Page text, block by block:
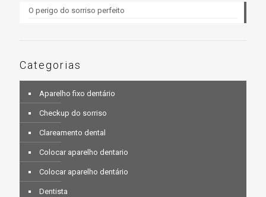
O perigo do sorriso perfeito
Categorias
Aparelho fixo dentário
Checkup do sorriso
Clareamento dental
Colocar aparelho dentario
Colocar aparelho dentário
Dentista